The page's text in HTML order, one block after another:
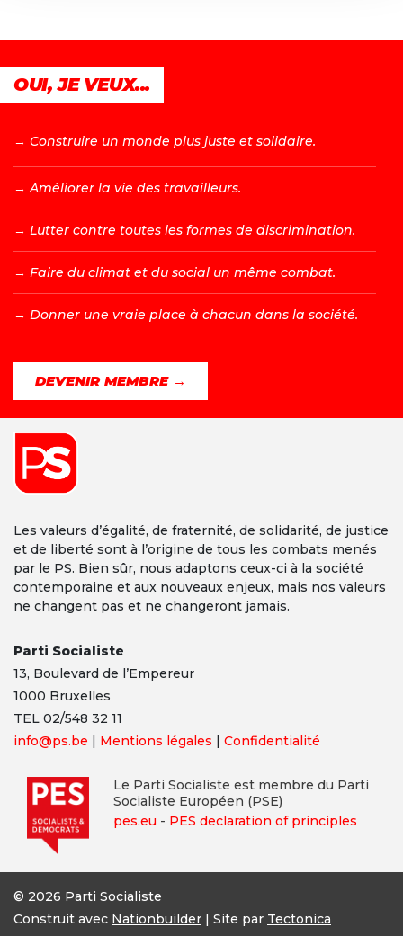
Les valeurs d’égalité, de fraternité, de solidarité, de justice
et de liberté sont à l’origine de tous les combats menés
par le PS. Bien sûr, nous adaptons ceux-ci à la société
contemporaine et aux nouveaux enjeux, mais nos valeurs
ne changent pas et ne changeront jamais.
Parti Socialiste
13, Boulevard de l’Empereur
1000 Bruxelles
TEL 02/548 32 11
info@ps.be | Mentions légales | Confidentialité
Le Parti Socialiste est membre du Parti
Socialiste Européen (PSE)
pes.eu - PES declaration of principles
OUI, JE VEUX...
→ Construire un monde plus juste et solidaire.
→ Améliorer la vie des travailleurs.
→ Lutter contre toutes les formes de discrimination.
→ Faire du climat et du social un même combat.
→ Donner une vraie place à chacun dans la société.
DEVENIR MEMBRE →
© 2026 Parti Socialiste
Construit avec Nationbuilder | Site par Tectonica